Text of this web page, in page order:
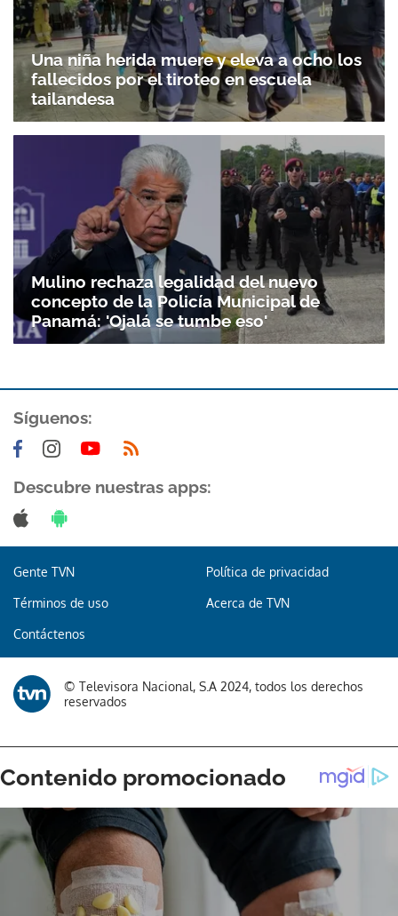
Gracias por suscribirte a nuestro boletín.
Una niña herida muere y eleva a ocho los
fallecidos por el tiroteo en escuela
tailandesa
Mulino rechaza legalidad del nuevo
concepto de la Policía Municipal de
Panamá: 'Ojalá se tumbe eso'
Síguenos:
Descubre nuestras apps:
Gente TVN Política de privacidad
Términos de uso Acerca de TVN
Contáctenos
© Televisora Nacional, S.A 2024, todos los derechos
reservados